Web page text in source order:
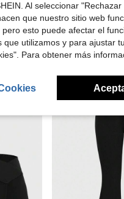
$1.10
ceñido, favorecedor, leggings básicos casuales de verano
-29% SHEIN 3 piezas Leggings gruesos y cálidos
¡Casi agotado!
$13.27 100+
16 Years
Al seleccionar
que nuestro sitio web
esto puede afectar el
que utilizamos y para ajustar
Para obtener más